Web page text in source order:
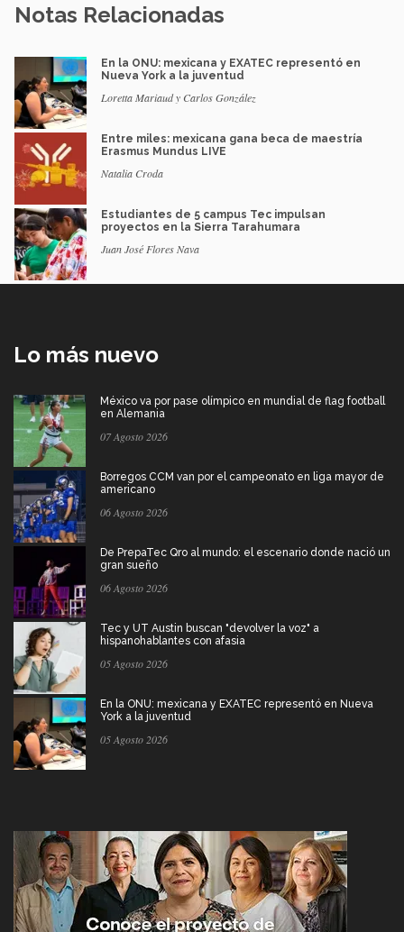
Notas Relacionadas
En la ONU: mexicana y EXATEC representó en
Nueva York a la juventud
Loretta Mariaud y Carlos González
Entre miles: mexicana gana beca de maestría
Erasmus Mundus LIVE
Natalia Croda
Estudiantes de 5 campus Tec impulsan
proyectos en la Sierra Tarahumara
Juan José Flores Nava
Lo más nuevo
México va por pase olímpico en mundial de flag football
en Alemania
07 Agosto 2026
Borregos CCM van por el campeonato en liga mayor de
americano
06 Agosto 2026
De PrepaTec Qro al mundo: el escenario donde nació un
gran sueño
06 Agosto 2026
Tec y UT Austin buscan "devolver la voz" a
hispanohablantes con afasia
05 Agosto 2026
En la ONU: mexicana y EXATEC representó en Nueva
York a la juventud
05 Agosto 2026